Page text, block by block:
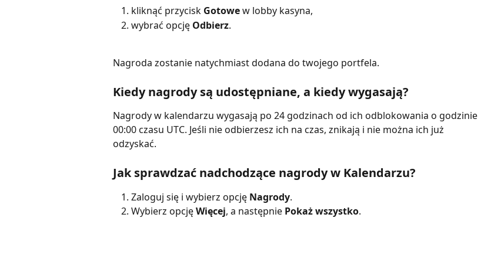
kliknąć przycisk Gotowe w lobby kasyna,
wybrać opcję Odbierz.
Nagroda zostanie natychmiast dodana do twojego portfela.
Kiedy nagrody są udostępniane, a kiedy wygasają?
Nagrody w kalendarzu wygasają po 24 godzinach od ich odblokowania o godzinie
00:00 czasu UTC. Jeśli nie odbierzesz ich na czas, znikają i nie można ich już
odzyskać.
Jak sprawdzać nadchodzące nagrody w Kalendarzu?
Zaloguj się i wybierz opcję Nagrody.
Wybierz opcję Więcej, a następnie Pokaż wszystko.